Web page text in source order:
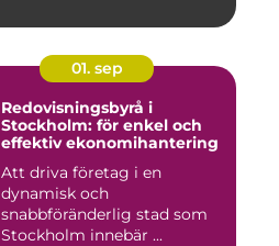
01. sep
Redovisningsbyrå i
Stockholm: för enkel och
effektiv ekonomihantering
Att driva företag i en
dynamisk och
snabbföränderlig stad som
Stockholm innebär ...